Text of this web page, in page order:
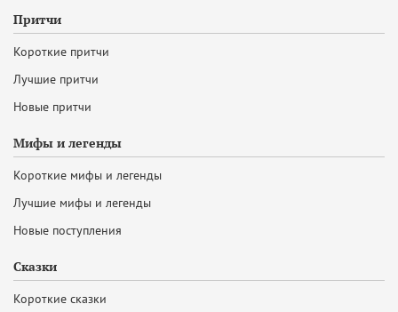
Притчи
Короткие притчи
Лучшие притчи
Новые притчи
Мифы и легенды
Короткие мифы и легенды
Лучшие мифы и легенды
Новые поступления
Сказки
Короткие сказки